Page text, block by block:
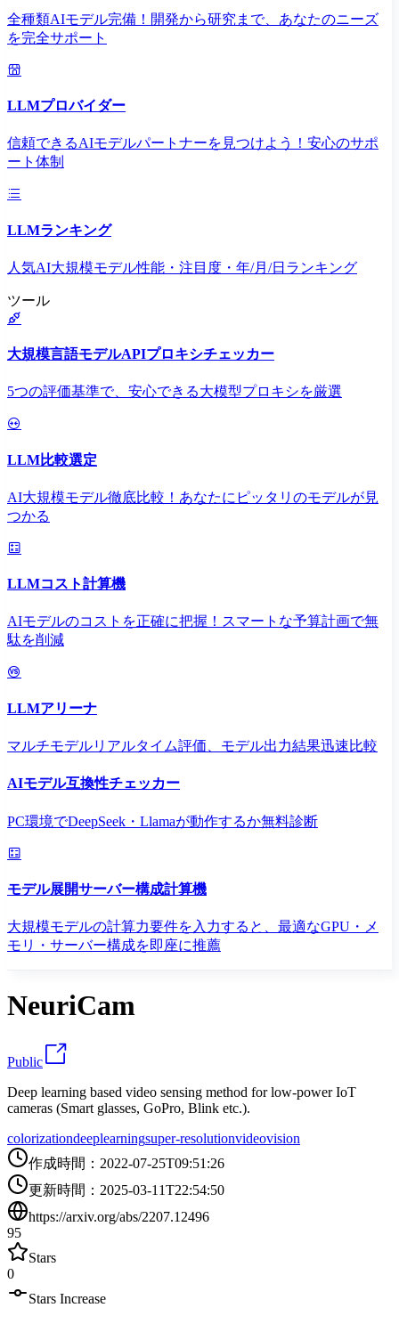
全種類AIモデル完備！開発から研究まで、あなたのニーズ
を完全サポート
LLMプロバイダー
信頼できるAIモデルパートナーを見つけよう！安心のサポ
ート体制
LLMランキング
人気AI大規模モデル性能・注目度・年/月/日ランキング
ツール
大規模言語モデルAPIプロキシチェッカー
5つの評価基準で、安心できる大模型プロキシを厳選
LLM比較選定
AI大規模モデル徹底比較！あなたにピッタリのモデルが見
つかる
LLMコスト計算機
AIモデルのコストを正確に把握！スマートな予算計画で無
駄を削減
LLMアリーナ
マルチモデルリアルタイム評価、モデル出力結果迅速比較
AIモデル互換性チェッカー
PC環境でDeepSeek・Llamaが動作するか無料診断
モデル展開サーバー構成計算機
大規模モデルの計算力要件を入力すると、最適なGPU・メ
モリ・サーバー構成を即座に推薦
NeuriCam
Public
Deep learning based video sensing method for low-power IoT
cameras (Smart glasses, GoPro, Blink etc.).
colorizationdeeplearningsuper-resolutionvideovision
作成時間 ： 2022-07-25T09:51:26
更新時間 ： 2025-03-11T22:54:50
https://arxiv.org/abs/2207.12496
95
Stars
0
Stars Increase